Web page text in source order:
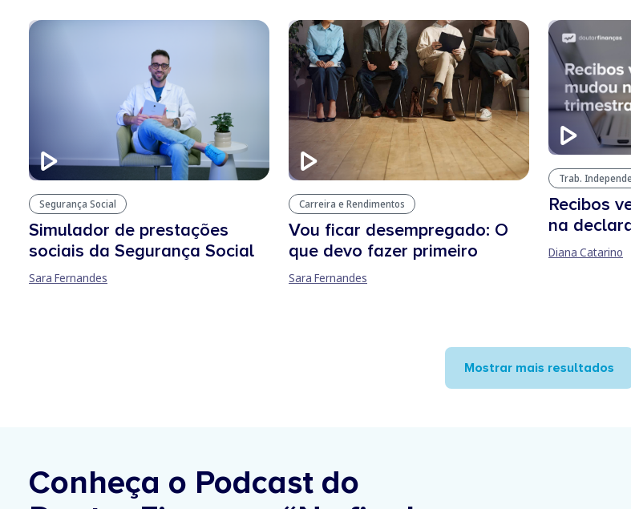
Segurança Social
Simulador de prestações
sociais da Segurança Social
Sara Fernandes
Carreira e Rendimentos
Vou ficar desempregado: O
que devo fazer primeiro
Sara Fernandes
Trab.
Recibos
na
Diana Catarino
Mostrar mais resultados
Conheça o Podcast do